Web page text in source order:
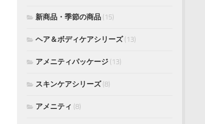
新商品・季節の商品 (15)
ヘア＆ボディケアシリーズ(13)
アメニティパッケージ (13)
スキンケアシリーズ(8)
アメニティ (8)